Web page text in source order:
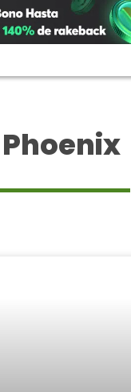
Phoenix